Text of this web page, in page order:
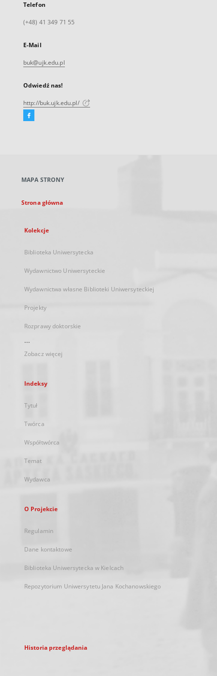
Telefon
(+48) 41 349 71 55
E-Mail
buk@ujk.edu.pl
Odwiedź nas!
http://buk.ujk.edu.pl/
Facebook
karcie
MAPA STRONY
Strona główna
Kolekcje
Biblioteka Uniwersytecka
Wydawnictwo Uniwersyteckie
Wydawnictwa własne Biblioteki Uniwersyteckiej
Projekty
Rozprawy doktorskie
...
Zobacz więcej
Indeksy
Tytuł
Twórca
Współtwórca
Temat
Wydawca
O Projekcie
Regulamin
Dane kontaktowe
Biblioteka Uniwersytecka w Kielcach
Repozytorium Uniwersytetu Jana Kochanowskiego
Historia przeglądania